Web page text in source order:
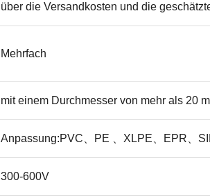
über die Versandkosten und die
Mehrfach
mit einem Durchmesser von mehr als 20
Anpassung:PVC、PE 、XLPE、EPR、
300-600V